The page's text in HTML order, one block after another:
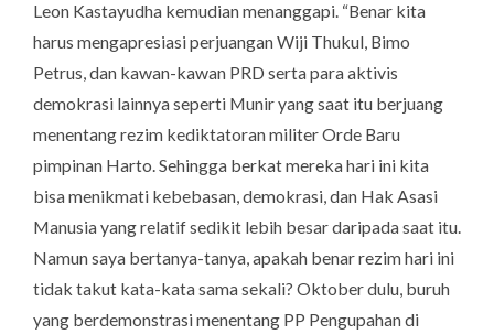
Leon Kastayudha kemudian menanggapi. “Benar kita
harus mengapresiasi perjuangan Wiji Thukul, Bimo
Petrus, dan kawan-kawan PRD serta para aktivis
demokrasi lainnya seperti Munir yang saat itu berjuang
menentang rezim kediktatoran militer Orde Baru
pimpinan Harto. Sehingga berkat mereka hari ini kita
bisa menikmati kebebasan, demokrasi, dan Hak Asasi
Manusia yang relatif sedikit lebih besar daripada saat itu.
Namun saya bertanya-tanya, apakah benar rezim hari ini
tidak takut kata-kata sama sekali? Oktober dulu, buruh
yang berdemonstrasi menentang PP Pengupahan di